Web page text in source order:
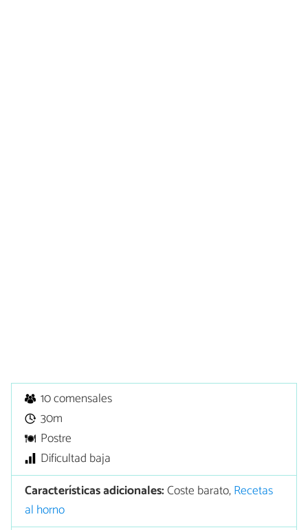
10 comensales
30m
Postre
Dificultad baja
Características adicionales:Coste barato,Recetas
al horno